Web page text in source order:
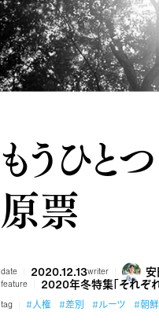
もうひと
原票
date 2020.12.13writer
feature 2020年冬特集「それぞ
tag #人権 #差別 #ルーツ #朝